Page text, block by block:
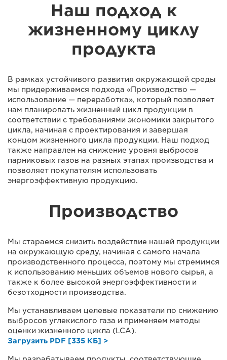
Наш подход к
жизненному циклу
продукта
В рамках устойчивого развития окружающей среды
мы придерживаемся подхода «Производство —
использование — переработка», который позволяет
нам планировать жизненный цикл продукции в
соответствии с требованиями экономики закрытого
цикла, начиная с проектирования и завершая
концом жизненного цикла продукции. Наш подход
также направлен на снижение уровня выбросов
парниковых газов на разных этапах производства и
позволяет покупателям использовать
энергоэффективную продукцию.
Производство
Мы стараемся снизить воздействие нашей продукции
на окружающую среду, начиная с самого начала
производственного процесса, поэтому мы стремимся
к использованию меньших объемов нового сырья, а
также к более высокой энергоэффективности и
безотходности производства.
Мы устанавливаем целевые показатели по снижению
выбросов углекислого газа и применяем методы
оценки жизненного цикла (LCA).
Загрузить PDF [335 КБ] >